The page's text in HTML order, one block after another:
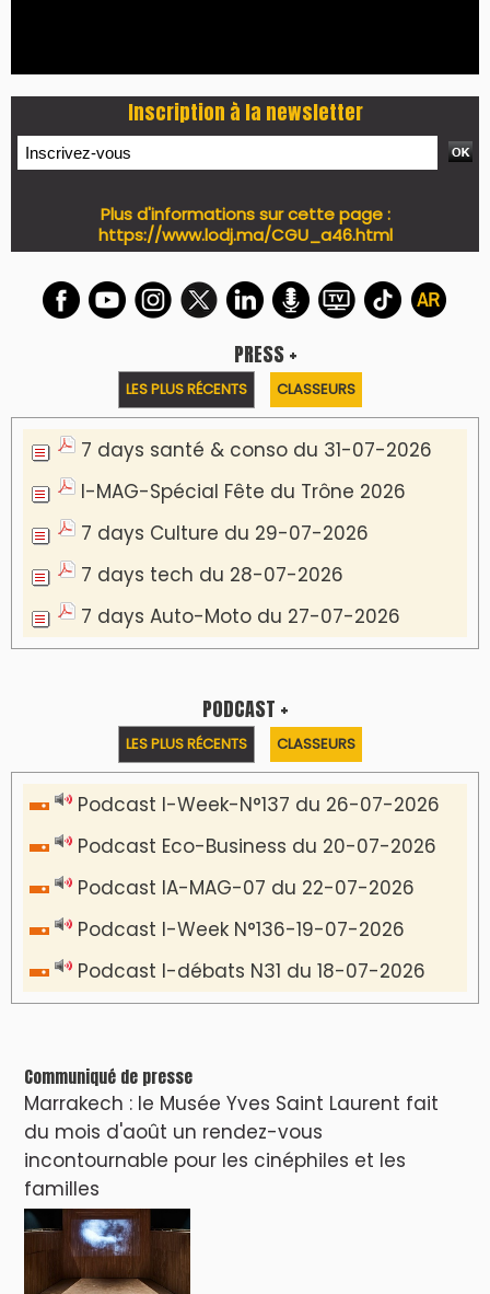
Inscription à la newsletter
Plus d'informations sur cette page :
https://www.lodj.ma/CGU_a46.html
PRESS +
LES PLUS RÉCENTS CLASSEURS
7 days santé & conso du 31-07-2026
I-MAG-Spécial Fête du Trône 2026
7 days Culture du 29-07-2026
7 days tech du 28-07-2026
7 days Auto-Moto du 27-07-2026
PODCAST +
LES PLUS RÉCENTS CLASSEURS
Podcast I-Week-N°137 du 26-07-2026
Podcast Eco-Business du 20-07-2026
Podcast IA-MAG-07 du 22-07-2026
Podcast I-Week N°136-19-07-2026
Podcast I-débats N31 du 18-07-2026
Communiqué de presse
Marrakech : le Musée Yves Saint Laurent fait
du mois d'août un rendez-vous
incontournable pour les cinéphiles et les
familles